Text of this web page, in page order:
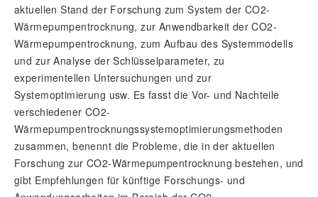
aktuellen Stand der Forschung zum System der CO2-
Wärmepumpentrocknung, zur Anwendbarkeit der CO2-
Wärmepumpentrocknung, zum Aufbau des Systemmodells
und zur Analyse der Schlüsselparameter, zu
experimentellen Untersuchungen und zur
Systemoptimierung usw. Es fasst die Vor- und Nachteile
verschiedener CO2-
Wärmepumpentrocknungssystemoptimierungsmethoden
zusammen, benennt die Probleme, die in der aktuellen
Forschung zur CO2-Wärmepumpentrocknung bestehen, und
gibt Empfehlungen für künftige Forschungs- und